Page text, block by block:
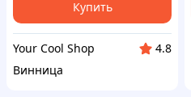
Купить
Your Cool Shop
4.8
Винница